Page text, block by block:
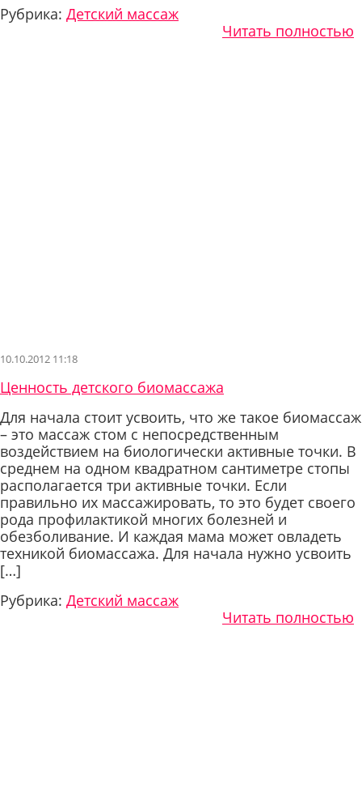
Рубрика: Детский массаж
Читать полностью
10.10.2012 11:18
Ценность детского биомассажа
Для начала стоит усвоить, что же такое биомассаж
– это массаж стом с непосредственным
воздействием на биологически активные точки. В
среднем на одном квадратном сантиметре стопы
располагается три активные точки. Если
правильно их массажировать, то это будет своего
рода профилактикой многих болезней и
обезболивание. И каждая мама может овладеть
техникой биомассажа. Для начала нужно усвоить
[…]
Рубрика: Детский массаж
Читать полностью